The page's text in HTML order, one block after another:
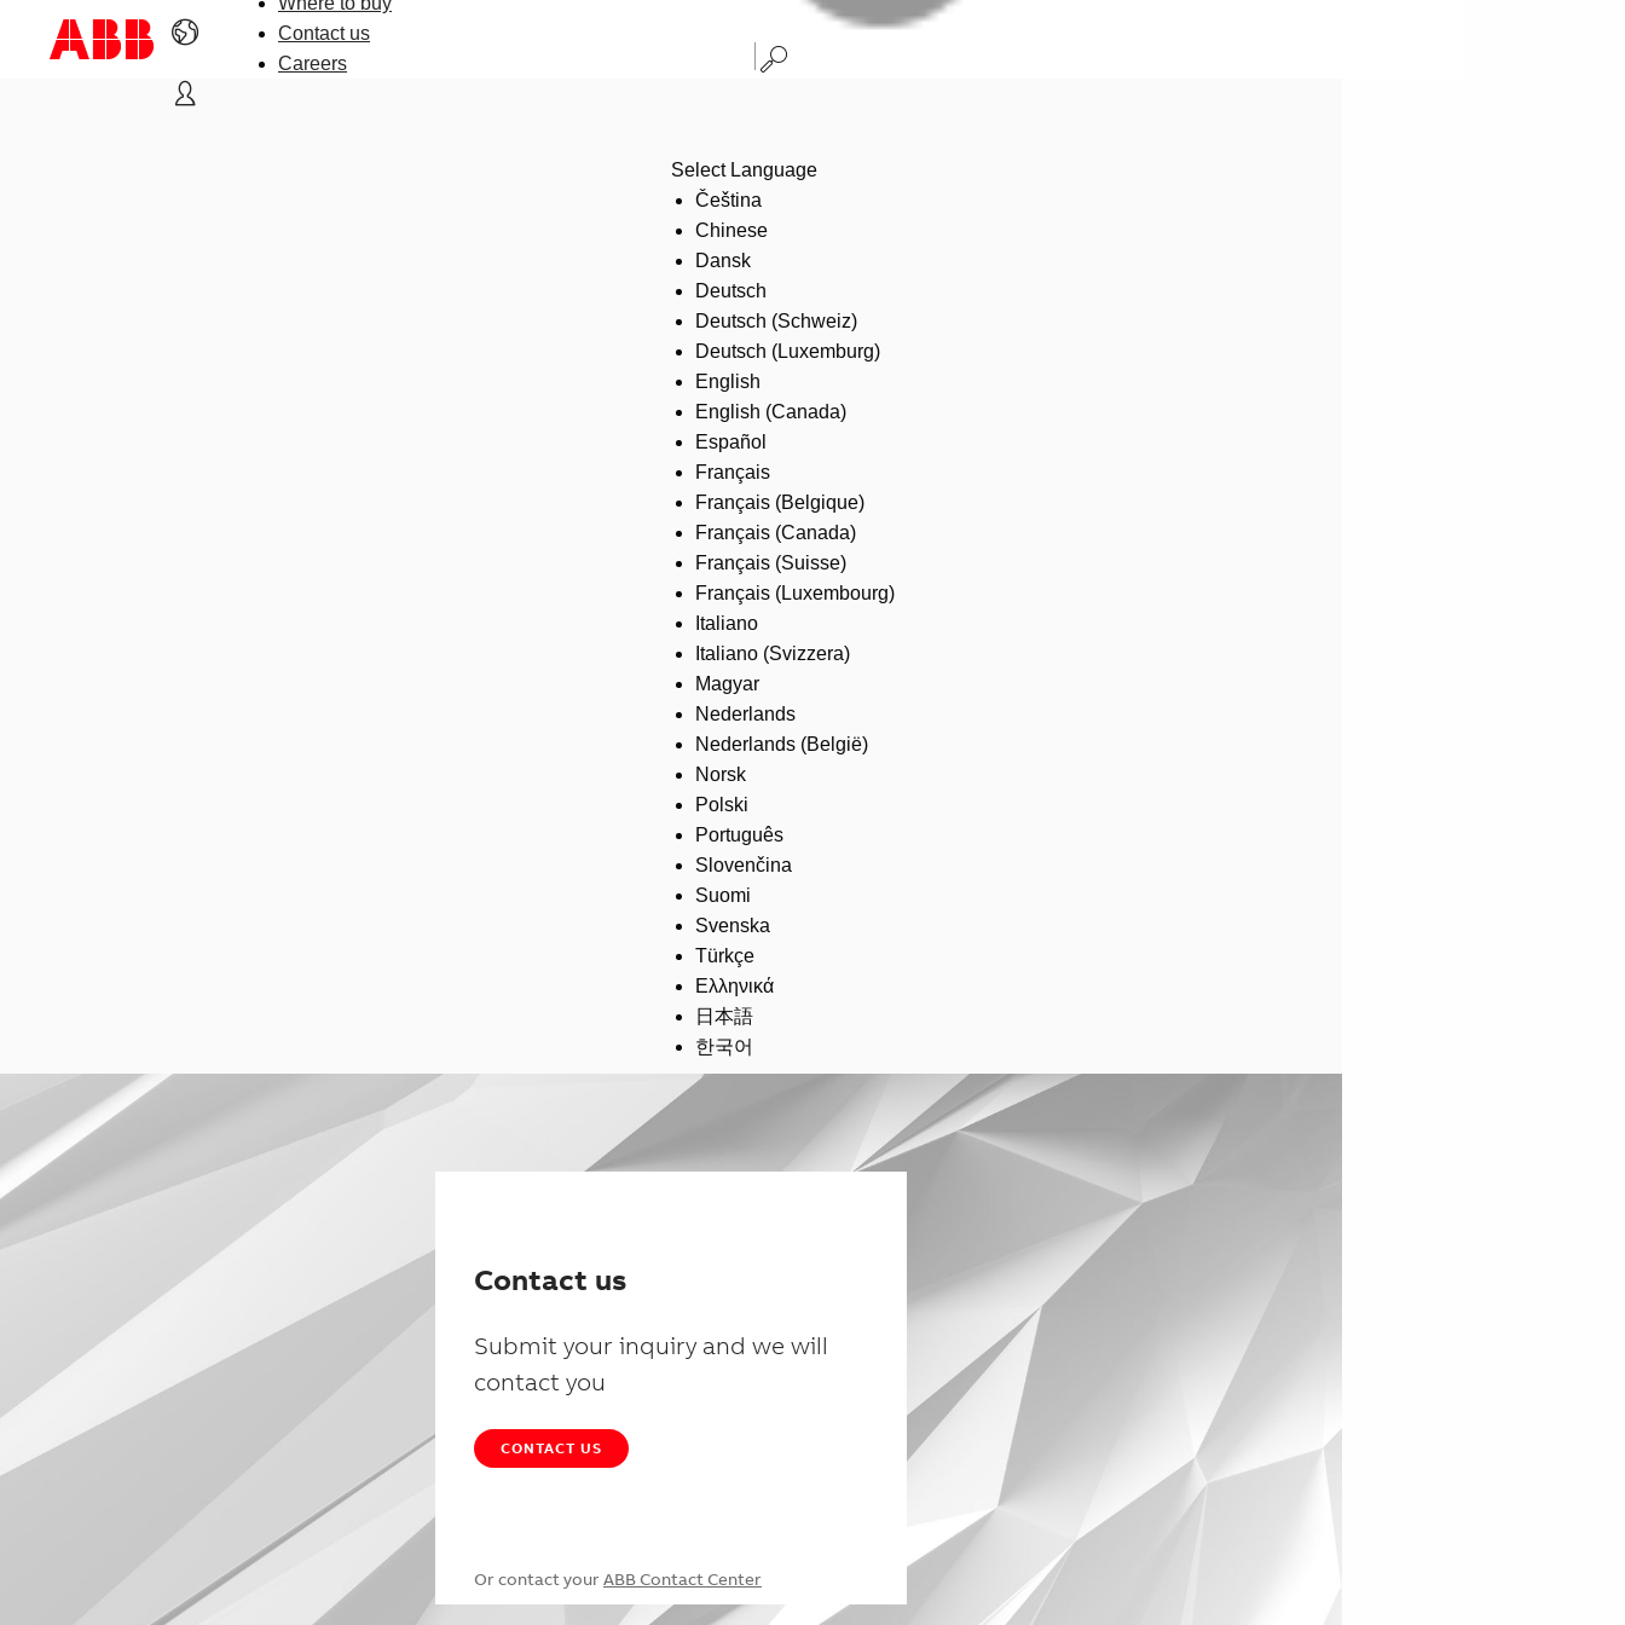
Contact us
Careers
Select Language
Čeština
Chinese
Dansk
Deutsch
Deutsch (Schweiz)
Deutsch (Luxemburg)
English
English (Canada)
Español
Français
Français (Belgique)
Français (Canada)
Français (Suisse)
Français (Luxembourg)
Italiano
Italiano (Svizzera)
Magyar
Nederlands
Nederlands (België)
Norsk
Polski
Português
Slovenčina
Suomi
Svenska
Türkçe
Ελληνικά
日本語
한국어
Contact us
Submit your inquiry and we will
contact you
CONTACT US
Or contact your ABB Contact Center